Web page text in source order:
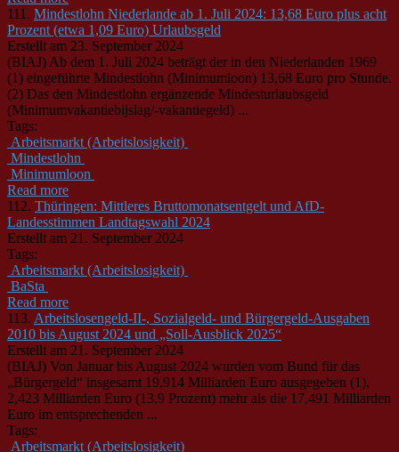
111. Mindestlohn Niederlande ab 1. Juli 2024: 13,68 Euro plus acht
Prozent (etwa 1,09 Euro) Urlaubsgeld
Erstellt am 23. September 2024
(BIAJ) Ab dem 1. Juli 2024 beträgt der in den Niederlanden 1969
(1) eingeführte Mindestlohn (Minimumloon) 13,68 Euro pro Stunde.
(2) Das den Mindestlohn ergänzende Mindesturlaubsgeld
(Minimumvakantiebijslag/-vakantiegeld) ...
Tags:
Arbeitsmarkt (Arbeitslosigkeit)
Mindestlohn
Minimumloon
Read more
112. Thüringen: Mittleres Bruttomonatsentgelt und AfD-
Landesstimmen Landtagswahl 2024
Erstellt am 21. September 2024
Tags:
Arbeitsmarkt (Arbeitslosigkeit)
BaSta
Read more
113. Arbeitslosengeld-II-, Sozialgeld- und Bürgergeld-Ausgaben
2010 bis August 2024 und „Soll-Ausblick 2025“
Erstellt am 21. September 2024
(BIAJ) Von Januar bis August 2024 wurden vom Bund für das
„Bürgergeld“ insgesamt 19,914 Milliarden Euro ausgegeben (1),
2,423 Milliarden Euro (13,9 Prozent) mehr als die 17,491 Milliarden
Euro im entsprechenden ...
Tags:
Arbeitsmarkt (Arbeitslosigkeit)